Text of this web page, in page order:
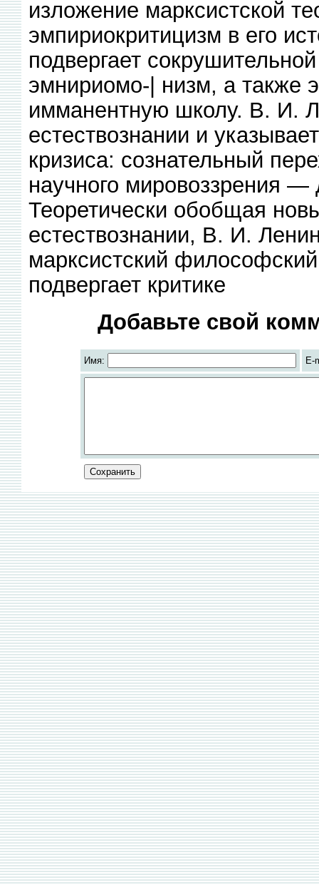
изложение марксистской
эмпириокритицизм в его
подвергает
эмнириомо-| низм, а также
имманентную школу. В. И.
естествознании и
кризиса: сознательный
научного мировоззрения —
Теоретически обобщая
естествознании, В. И.
марксистский
подвергает критике
Добавьте свой
Имя: E-